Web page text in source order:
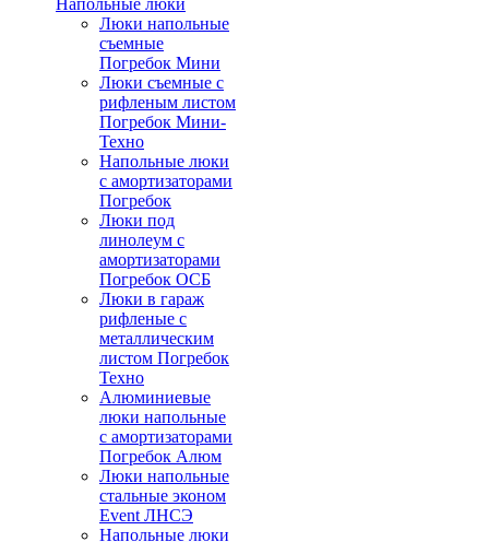
Напольные люки
Люки напольные
съемные
Погребок Мини
Люки съемные с
рифленым листом
Погребок Мини-
Техно
Напольные люки
с амортизаторами
Погребок
Люки под
линолеум с
амортизаторами
Погребок ОСБ
Люки в гараж
рифленые с
металлическим
листом Погребок
Техно
Алюминиевые
люки напольные
с амортизаторами
Погребок Алюм
Люки напольные
стальные эконом
Event ЛНСЭ
Напольные люки